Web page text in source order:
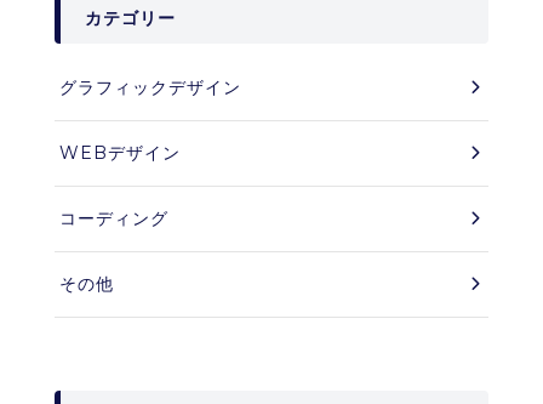
カテゴリー
グラフィックデザイン
WEBデザイン
コーディング
その他